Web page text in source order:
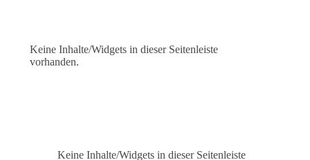
Keine Inhalte/Widgets in dieser Seitenleiste
vorhanden.
Keine Inhalte/Widgets in dieser Seitenleiste